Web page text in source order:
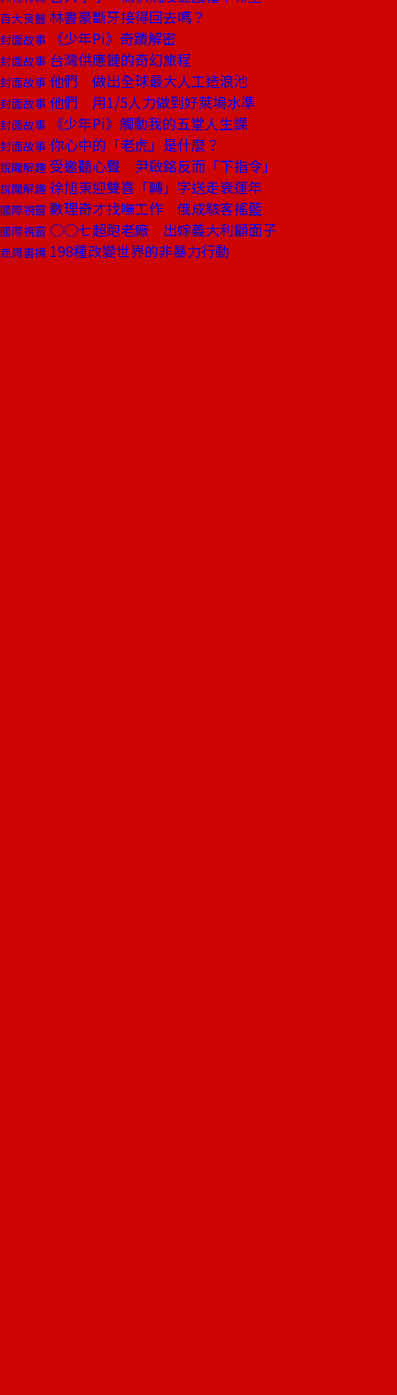
百大良醫 林書豪斷牙接得回去嗎？
封面故事 《少年Pi》奇蹟解密
封面故事 台灣供應鏈的奇幻旅程
封面故事 他們 做出全球最大人工造浪池
封面故事 他們 用1/5人力做到好萊塢水準
封面故事 《少年Pi》觸動我的五堂人生課
封面故事 你心中的「老虎」是什麼？
說聞解趣 受邀聽心聲 尹啟銘反而「下指令」
說聞解趣 徐旭東迎雙喜「轉」字送走衰運年
國際視窗 數理奇才找嘸工作 俄成駭客搖籃
國際視窗 ○○七超跑老廠 出嫁義大利顧面子
商周書摘 198種改變世界的非暴力行動